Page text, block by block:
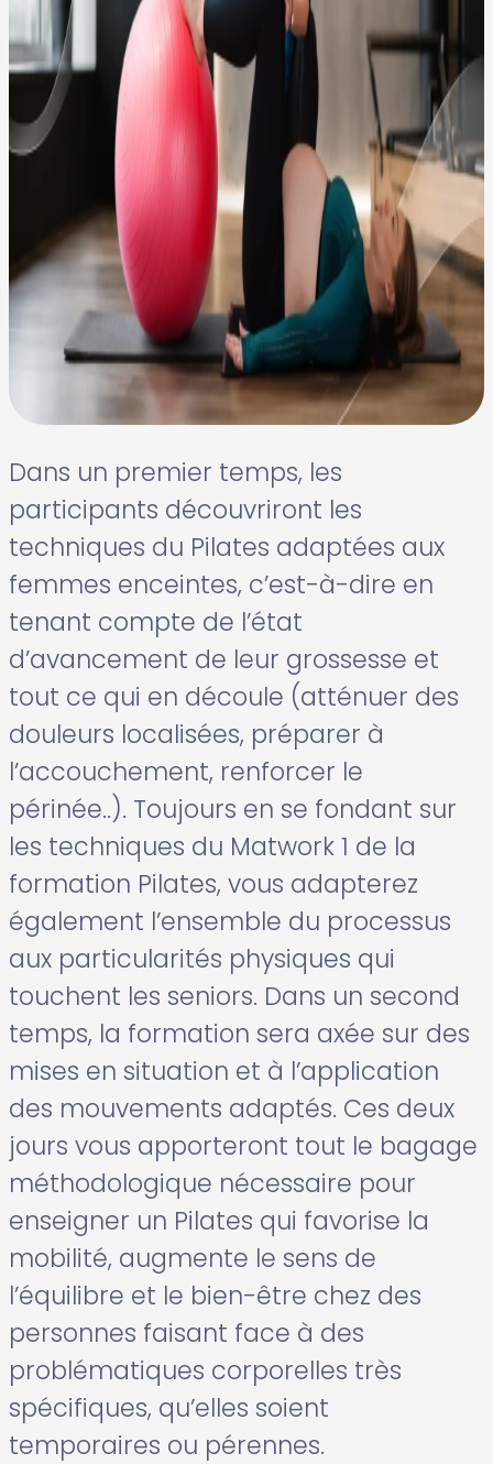
Dans un premier temps, les
participants découvriront les
techniques du Pilates adaptées aux
femmes enceintes, c’est-à-dire en
tenant compte de l’état
d’avancement de leur grossesse et
tout ce qui en découle (atténuer des
douleurs localisées, préparer à
l’accouchement, renforcer le
périnée..). Toujours en se fondant sur
les techniques du Matwork 1 de la
formation Pilates, vous adapterez
également l’ensemble du processus
aux particularités physiques qui
touchent les seniors. Dans un second
temps, la formation sera axée sur des
mises en situation et à l’application
des mouvements adaptés. Ces deux
jours vous apporteront tout le bagage
méthodologique nécessaire pour
enseigner un Pilates qui favorise la
mobilité, augmente le sens de
l’équilibre et le bien-être chez des
personnes faisant face à des
problématiques corporelles très
spécifiques, qu’elles soient
temporaires ou pérennes.